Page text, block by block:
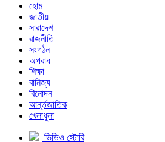
হোম
জাতীয়
সারাদেশ
রাজনীতি
সংগঠন
অপরাধ
শিক্ষা
বানিজ্য
বিনোদন
আর্ন্তজাতিক
খেলাধুলা
ভিডিও স্টোরি